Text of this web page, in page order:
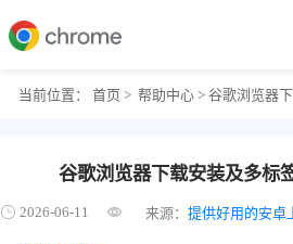
当前位置： 首页 >帮助中心 > 谷歌浏览器下
谷歌浏览器下载安装及多标
2026-06-11 来源： 提供好用的安卓